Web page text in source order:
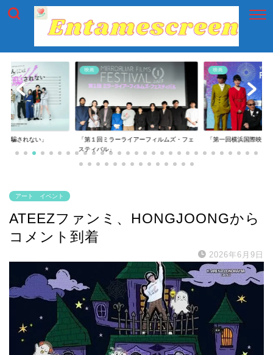
は騙されない」
映画
「第１回ミラーライアーフィルムズ・フェ
スティバル」
映画
「第一回横浜国際映画
アート イベント
ATEEZファンミ、HONGJOONGから
コメント到着
2026年6月9日